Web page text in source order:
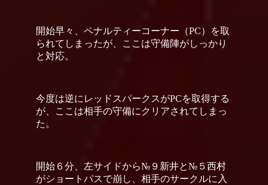
開始早々、ペナルティーコーナー（PC）を取
られてしまったが、ここは守備陣がしっかり
と対応。
今度は逆にレッドスパークスがPCを取得する
が、ここは相手の守備にクリアされてしまっ
た。
開始６分、左サイドから№９新井と№５西村
がショートパスで崩し、相手のサークルに入